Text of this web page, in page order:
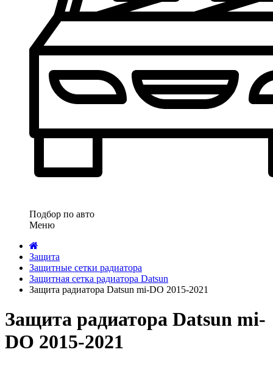
Подбор по авто
Меню
Защита
Защитные сетки радиатора
Защитная сетка радиатора Datsun
Защита радиатора Datsun mi-DO 2015-2021
Защита радиатора Datsun mi-
DO 2015-2021